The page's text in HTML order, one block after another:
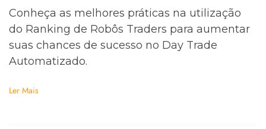
Conheça as melhores práticas na utilização
do Ranking de Robôs Traders para aumentar
suas chances de sucesso no Day Trade
Automatizado.
Ler Mais